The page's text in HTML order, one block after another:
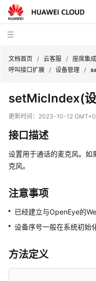
品
介
速
入
户
指
价
格
文档首页 / 云客服 / 座席集
呼叫接口扩展 / 设备管理 /
setMicIndex(
更新时间： 2023-10-12
接口描述
设置用于通话的麦克风。
克风。
注意事项
已经建立与OpenEye的
设备序号一般在系统初始
方法定义